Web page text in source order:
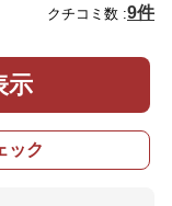
クチコミ数 :9件
示
ック